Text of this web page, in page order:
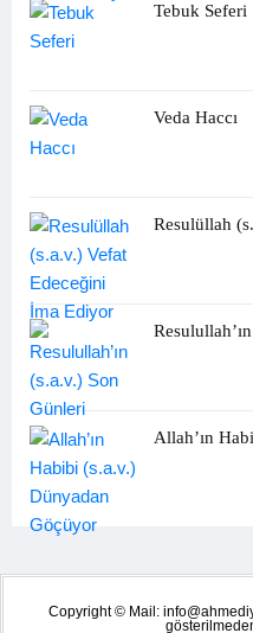
Tebuk Seferi
Veda Haccı
Resulüllah
Allah’ın
Copyright © Mail: